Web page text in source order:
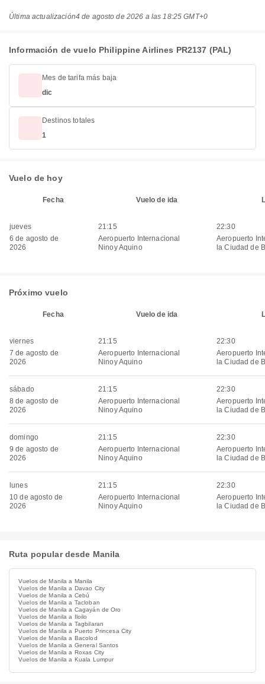
Última actualización4 de agosto de 2026 a las 18:25 GMT+0
Información de vuelo Philippine Airlines PR2137 (PAL)
Mes de tarifa más baja
dic
Destinos totales
1
Vuelo de hoy
Fecha Vuelo de ida
jueves
6 de agosto de
2026
21:15
Aeropuerto Internacional
Ninoy Aquino
22:30
Aeropuerto
la Ciudad de
Próximo vuelo
Fecha Vuelo de ida
viernes
7 de agosto de
2026
21:15
Aeropuerto Internacional
Ninoy Aquino
22:30
Aeropuerto
la Ciudad de
sábado
8 de agosto de
2026
21:15
Aeropuerto Internacional
Ninoy Aquino
22:30
Aeropuerto
la Ciudad de
domingo
9 de agosto de
2026
21:15
Aeropuerto Internacional
Ninoy Aquino
22:30
Aeropuerto
la Ciudad de
lunes
10 de agosto de
2026
21:15
Aeropuerto Internacional
Ninoy Aquino
22:30
Aeropuerto
la Ciudad de
Ruta popular desde Manila
Vuelos de Manila a Manila
Vuelos de Manila a Davao City
Vuelos de Manila a Cebú
Vuelos de Manila a Tacloban
Vuelos de Manila a Cagayán de Oro
Vuelos de Manila a Iloilo
Vuelos de Manila a Tagbilaran
Vuelos de Manila a Puerto Princesa City
Vuelos de Manila a Bacolod
Vuelos de Manila a General Santos
Vuelos de Manila a Roxas City
Vuelos de Manila a Kuala Lumpur